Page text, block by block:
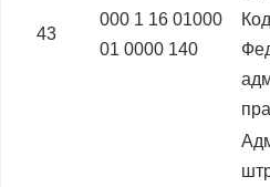
43
000 1 16 01000
01 0000 140